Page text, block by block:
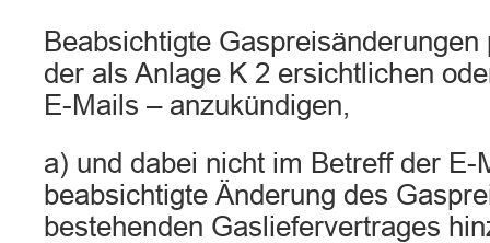
Beabsichtigte
der als Anlage K 2 ersichtlichen
E-Mails – anzukündigen,
a) und dabei nicht im Betreff der E-
beabsichtigte Änderung des
bestehenden Gasliefervertrages